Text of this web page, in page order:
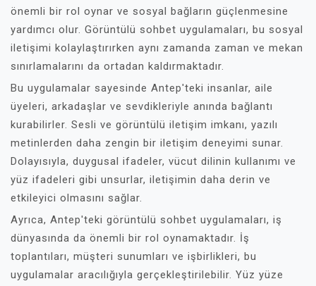
önemli bir rol oynar ve sosyal bağların güçlenmesine
yardımcı olur. Görüntülü sohbet uygulamaları, bu sosyal
iletişimi kolaylaştırırken aynı zamanda zaman ve mekan
sınırlamalarını da ortadan kaldırmaktadır.
Bu uygulamalar sayesinde Antep'teki insanlar, aile
üyeleri, arkadaşlar ve sevdikleriyle anında bağlantı
kurabilirler. Sesli ve görüntülü iletişim imkanı, yazılı
metinlerden daha zengin bir iletişim deneyimi sunar.
Dolayısıyla, duygusal ifadeler, vücut dilinin kullanımı ve
yüz ifadeleri gibi unsurlar, iletişimin daha derin ve
etkileyici olmasını sağlar.
Ayrıca, Antep'teki görüntülü sohbet uygulamaları, iş
dünyasında da önemli bir rol oynamaktadır. İş
toplantıları, müşteri sunumları ve işbirlikleri, bu
uygulamalar aracılığıyla gerçekleştirilebilir. Yüz yüze